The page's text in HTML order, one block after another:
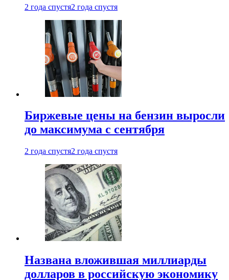
2 года спустя2 года спустя
Биржевые цены на бензин выросли
до максимума с сентября
2 года спустя2 года спустя
Названа вложившая миллиарды
долларов в российскую экономику